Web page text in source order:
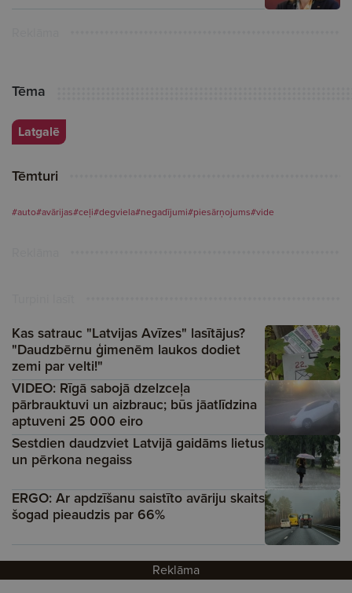
Tēma
Latgalē
Tēmturi
#auto#avārijas#ceļi#degviela#negadījumi#piesārņojums#vide
Kas satrauc "Latvijas Avīzes" lasītājus?
"Daudzbērnu ģimenēm laukos dodiet
zemi par velti!"
VIDEO: Rīgā sabojā dzelzceļa
pārbrauktuvi un aizbrauc; būs jāatlīdzina
aptuveni 25 000 eiro
Sestdien daudzviet Latvijā gaidāms lietus
un pērkona negaiss
ERGO: Ar apdzīšanu saistīto avāriju skaits
šogad pieaudzis par 66%
Reklāma